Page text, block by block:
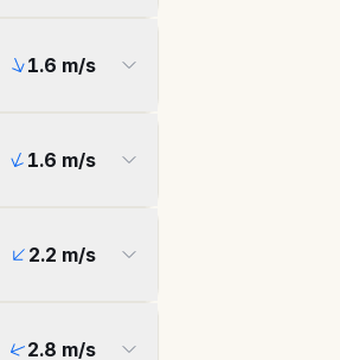
1.6 m/s
1.6 m/s
2.2 m/s
2.8 m/s